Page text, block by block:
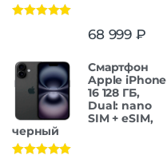
68 999 ₽
Смартфон
Apple iPhone
16 128 ГБ,
Dual: nano
SIM + eSIM,
черный